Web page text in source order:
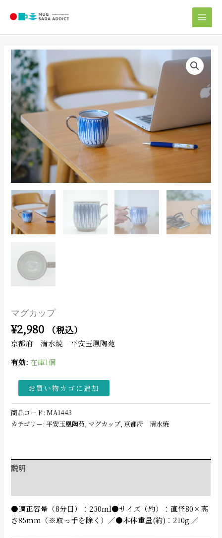
マグカップ
¥2,980 （税込）
京都府 清水焼 平安玉凰陶苑
有効: 在庫1個
マ
グ
カ
ッ
プ
個
お買い物カゴに追加
商品コード:MA1443
カテゴリー:平安玉凰陶苑, マグカップ,京都府 清水焼
説明
●適正容量（8分目）：230ml●サイズ（約）：直径80×高
さ85mm（※取っ手を除く）／●本体重量(約)：210g ／